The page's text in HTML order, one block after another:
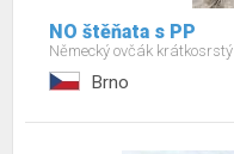
NO štěňata s PP
Německý ovčák krátkosrstý
Brno